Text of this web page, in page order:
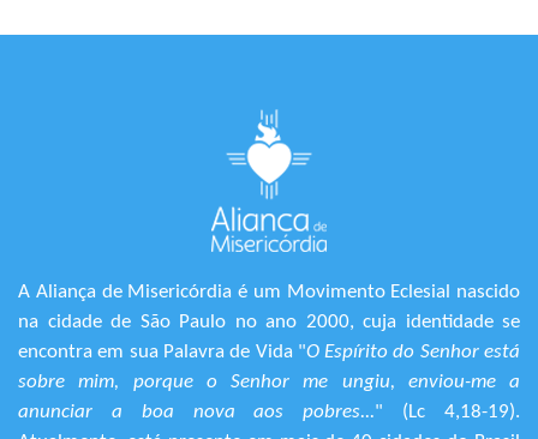
A Aliança de Misericórdia é um Movimento Eclesial nascido
na cidade de São Paulo no ano 2000, cuja identidade se
encontra em sua Palavra de Vida "O Espírito do Senhor está
sobre mim, porque o Senhor me ungiu, enviou-me a
anunciar a boa nova aos pobres..." (Lc 4,18-19).